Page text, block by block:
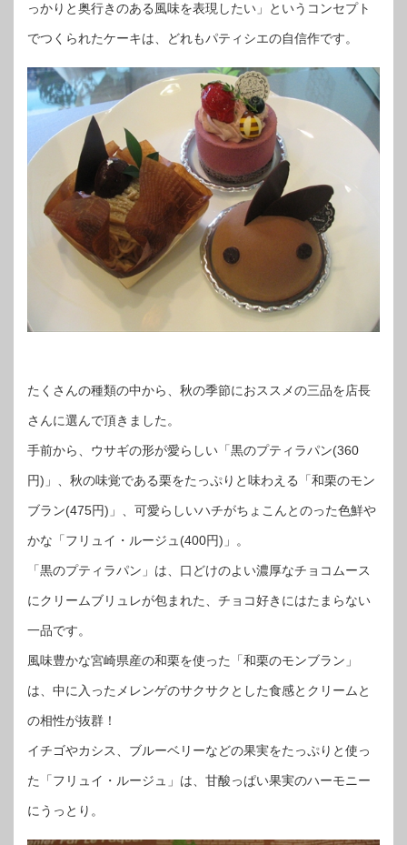
っかりと奥行きのある風味を表現したい」というコンセプト
でつくられたケーキは、どれもパティシエの自信作です。
たくさんの種類の中から、秋の季節におススメの三品を店長
さんに選んで頂きました。
手前から、ウサギの形が愛らしい「黒のプティラパン(360
円)」、秋の味覚である栗をたっぷりと味わえる「和栗のモン
ブラン(475円)」、可愛らしいハチがちょこんとのった色鮮や
かな「フリュイ・ルージュ(400円)」。
「黒のプティラパン」は、口どけのよい濃厚なチョコムース
にクリームブリュレが包まれた、チョコ好きにはたまらない
一品です。
風味豊かな宮崎県産の和栗を使った「和栗のモンブラン」
は、中に入ったメレンゲのサクサクとした食感とクリームと
の相性が抜群！
イチゴやカシス、ブルーベリーなどの果実をたっぷりと使っ
た「フリュイ・ルージュ」は、甘酸っぱい果実のハーモニー
にうっとり。